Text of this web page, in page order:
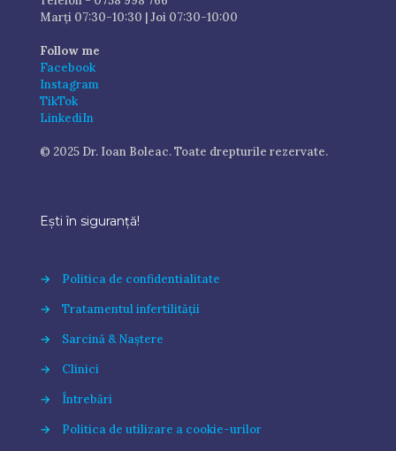
Marți 07:30-10:30 | Joi 07:30-10:00
Follow me
Facebook
Instagram
TikTok
LinkediIn
© 2025 Dr. Ioan Boleac. Toate drepturile rezervate.
Ești în siguranță!
→
Politica de confidentialitate
→
Tratamentul infertilității
→
Sarcină & Naștere
→
Clinici
→
Întrebări
→
Politica de utilizare a cookie-urilor